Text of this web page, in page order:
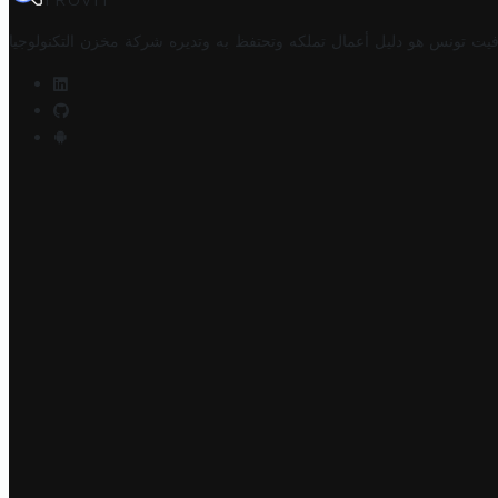
تونس هو دليل أعمال تملكه وتحتفظ به وتديره شركة مخزن التكنولوجيا